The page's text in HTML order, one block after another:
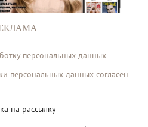
персональных данных
персональных данных согласен
на рассылку